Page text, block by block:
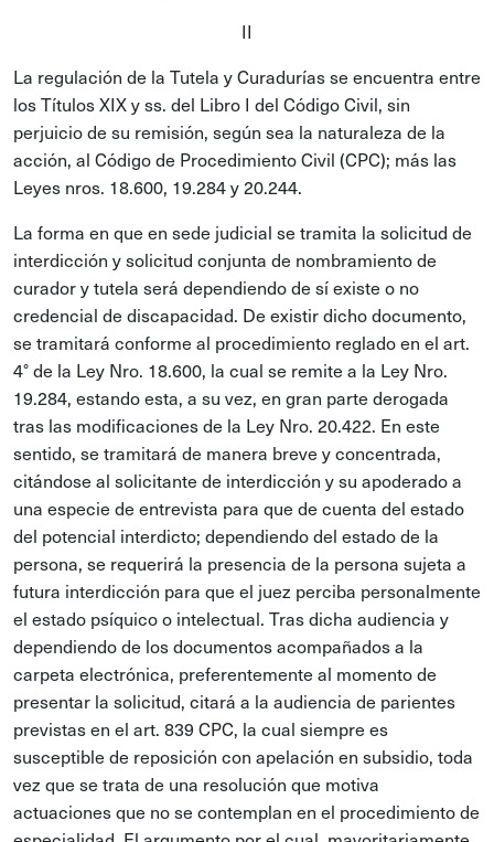
II
La regulación de la Tutela y Curadurías se encuentra entre
los Títulos XIX y ss. del Libro I del Código Civil, sin
perjuicio de su remisión, según sea la naturaleza de la
acción, al Código de Procedimiento Civil (CPC); más las
Leyes nros. 18.600, 19.284 y 20.244.
La forma en que en sede judicial se tramita la solicitud de
interdicción y solicitud conjunta de nombramiento de
curador y tutela será dependiendo de sí existe o no
credencial de discapacidad. De existir dicho documento,
se tramitará conforme al procedimiento reglado en el art.
4° de la Ley Nro. 18.600, la cual se remite a la Ley Nro.
19.284, estando esta, a su vez, en gran parte derogada
tras las modificaciones de la Ley Nro. 20.422. En este
sentido, se tramitará de manera breve y concentrada,
citándose al solicitante de interdicción y su apoderado a
una especie de entrevista para que de cuenta del estado
del potencial interdicto; dependiendo del estado de la
persona, se requerirá la presencia de la persona sujeta a
futura interdicción para que el juez perciba personalmente
el estado psíquico o intelectual. Tras dicha audiencia y
dependiendo de los documentos acompañados a la
carpeta electrónica, preferentemente al momento de
presentar la solicitud, citará a la audiencia de parientes
previstas en el art. 839 CPC, la cual siempre es
susceptible de reposición con apelación en subsidio, toda
vez que se trata de una resolución que motiva
actuaciones que no se contemplan en el procedimiento de